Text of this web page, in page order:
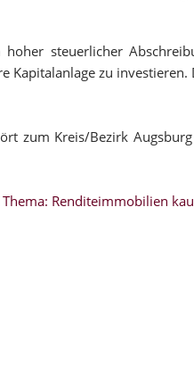
steuerlicher
Kapitalanlage zu investieren.
zum Kreis/Bezirk
Renditeimmobilien